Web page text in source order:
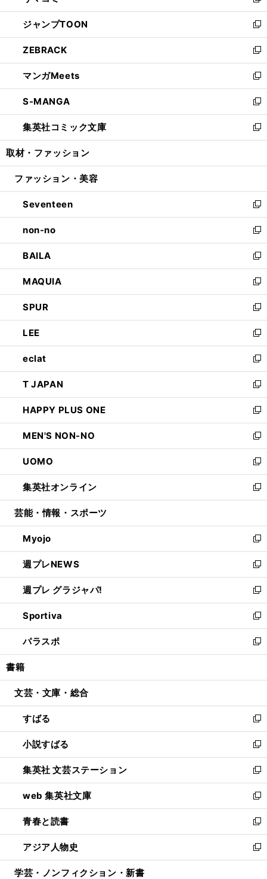
開
く
ウ
で
開
く
ン
ド
ウ
で
開
く
ウ
ィ
ン
ド
ウ
で
開
く
し
い
ウ
ィ
ン
ド
ウ
で
開
く
ジャンプTOON
新
し
い
ウ
ィ
ン
ド
ウ
で
開
ZEBRACK
新
し
い
ウ
ィ
ン
ド
ウ
開
マンガMeets
新
し
い
ウ
ィ
ン
ウ
開
く
S-MANGA
新
し
い
ウ
ン
ウ
で
開
く
集英社コミック文庫
新
し
ウ
ン
ド
ウ
で
開
く
取材・ファッション
ファッション・美容
Seventeen
新
し
い
ウ
ィ
ン
ド
ウ
で
開
く
non-no
新
し
い
ウ
ィ
ン
ド
ウ
で
開
く
BAILA
新
し
い
ウ
ィ
ン
ド
ウ
で
開
く
MAQUIA
新
し
い
ウ
ィ
ン
ド
ウ
で
開
く
SPUR
新
し
い
ウ
ィ
ン
ド
ウ
で
開
く
LEE
新
し
い
ウ
ィ
ン
ド
ウ
で
開
く
eclat
新
し
い
ウ
ィ
ン
ド
ウ
で
開
く
T JAPAN
新
し
い
ウ
ィ
ン
ド
ウ
で
開
HAPPY PLUS ONE
新
し
い
ウ
ィ
ン
ド
ウ
開
く
MEN'S NON-NO
新
し
い
ウ
ィ
ン
ウ
で
開
く
UOMO
新
し
い
ウ
ン
ド
ウ
で
開
く
集英社オンライン
新
し
ウ
ィ
ン
ド
ウ
で
開
く
芸能・情報・スポーツ
Myojo
新
し
い
ウ
ィ
ン
ド
ウ
で
開
週プレNEWS
新
し
い
ウ
ィ
ン
ド
ウ
開
週プレ グラジャパ!
新
し
い
ウ
ィ
ン
ウ
開
く
Sportiva
新
し
い
ウ
ン
ウ
で
開
く
パラスポ
新
し
ウ
ン
ド
ウ
で
開
く
書籍
文芸・文庫・総合
すばる
新
し
い
ウ
ィ
ン
ド
ウ
で
開
く
小説すばる
新
し
い
ウ
ィ
ン
ド
ウ
で
開
集英社 文芸ステーション
新
し
い
ウ
ィ
ン
ド
ウ
web 集英社文庫
新
し
い
ウ
ィ
ン
青春と読書
新
し
い
ウ
アジア人物史
新
し
学芸・ノンフィクション・新書